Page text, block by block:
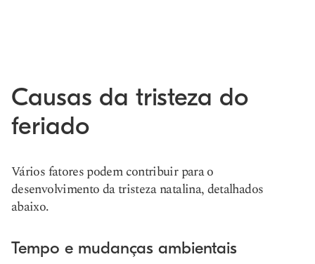
Causas da tristeza do
feriado
Vários fatores podem contribuir para o
desenvolvimento da tristeza natalina, detalhados
abaixo.
Tempo e mudanças ambientais